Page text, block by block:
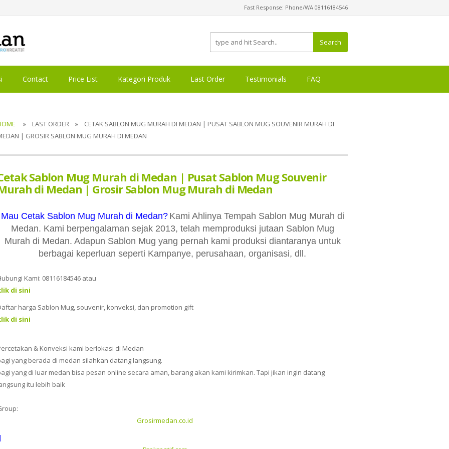
Fast Response: Phone/WA 08116184546
Search
Contact Price List Kategori Produk Last Order Testimonials FAQ
» LAST ORDER » CETAK SABLON MUG MURAH DI MEDAN | PUSAT SABLON MUG SOUVENIR MURAH DI
| GROSIR SABLON MUG MURAH DI MEDAN
Sablon Mug Murah di Medan | Pusat Sablon Mug Souvenir
di Medan | Grosir Sablon Mug Murah di Medan
Mau Cetak Sablon Mug Murah di Medan? Kami Ahlinya Tempah Sablon Mug Murah di
Medan. Kami berpengalaman sejak 2013, telah memproduksi jutaan Sablon Mug
Murah di Medan. Adapun Sablon Mug yang pernah kami produksi diantaranya untuk
berbagai keperluan seperti Kampanye, perusahaan, organisasi, dll.
Kami: 08116184546 atau
di sini
harga Sablon Mug, souvenir, konveksi, dan promotion gift
di sini
& Konveksi kami berlokasi di Medan
yang berada di medan silahkan datang langsung.
yang di luar medan bisa pesan online secara aman, barang akan kami kirimkan. Tapi jikan ingin datang
itu lebih baik
Grosirmedan.co.id
|